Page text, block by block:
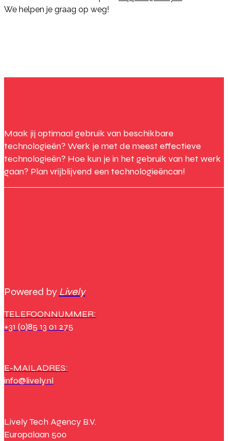
We helpen je graag op weg!
Maak jij optimaal gebruik van beschikbare
technologieën? Werk je met de meest effectieve
technologieën? Hoe kun je in het gebruik van het werk
gaan? Plan vrijblijvend een technologieëncan!
Powered by Lively
TELEFOONNUMMER:
+31 (0)85 13 01 275
E-MAILADRES:
info@lively.nl
Lively Tech Agency B.V.
Europalaan 500